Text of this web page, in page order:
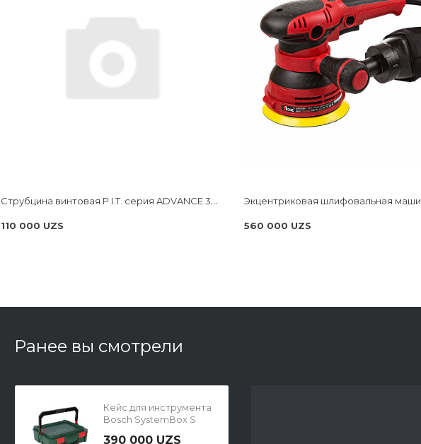
Струбцина винтовая P.I.T. cерия ADVANCE 300мм, тип F, 120x270 мм, 4000 Н, сталь/чугун HCLF03-0300
110 000 UZS 560 000 UZS
Ранее вы смотрели
Кейс для инструмента
Bosch SystemBox S
390 000 UZS